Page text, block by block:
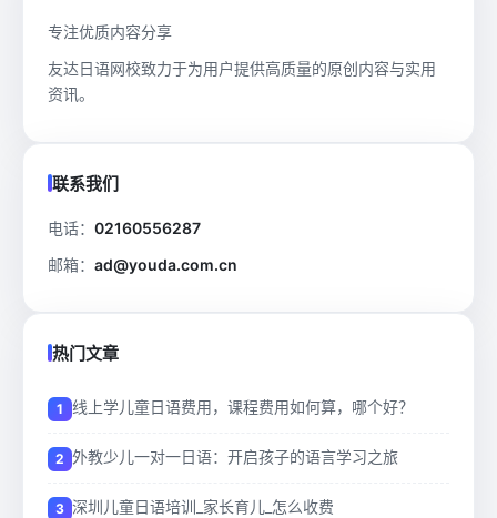
专注优质内容分享
友达日语网校致力于为用户提供高质量的原创内容与实用
资讯。
联系我们
电话： 02160556287
邮箱： ad@youda.com.cn
热门文章
线上学儿童日语费用，课程费用如何算，哪个好？
外教少儿一对一日语：开启孩子的语言学习之旅
深圳儿童日语培训_家长育儿_怎么收费